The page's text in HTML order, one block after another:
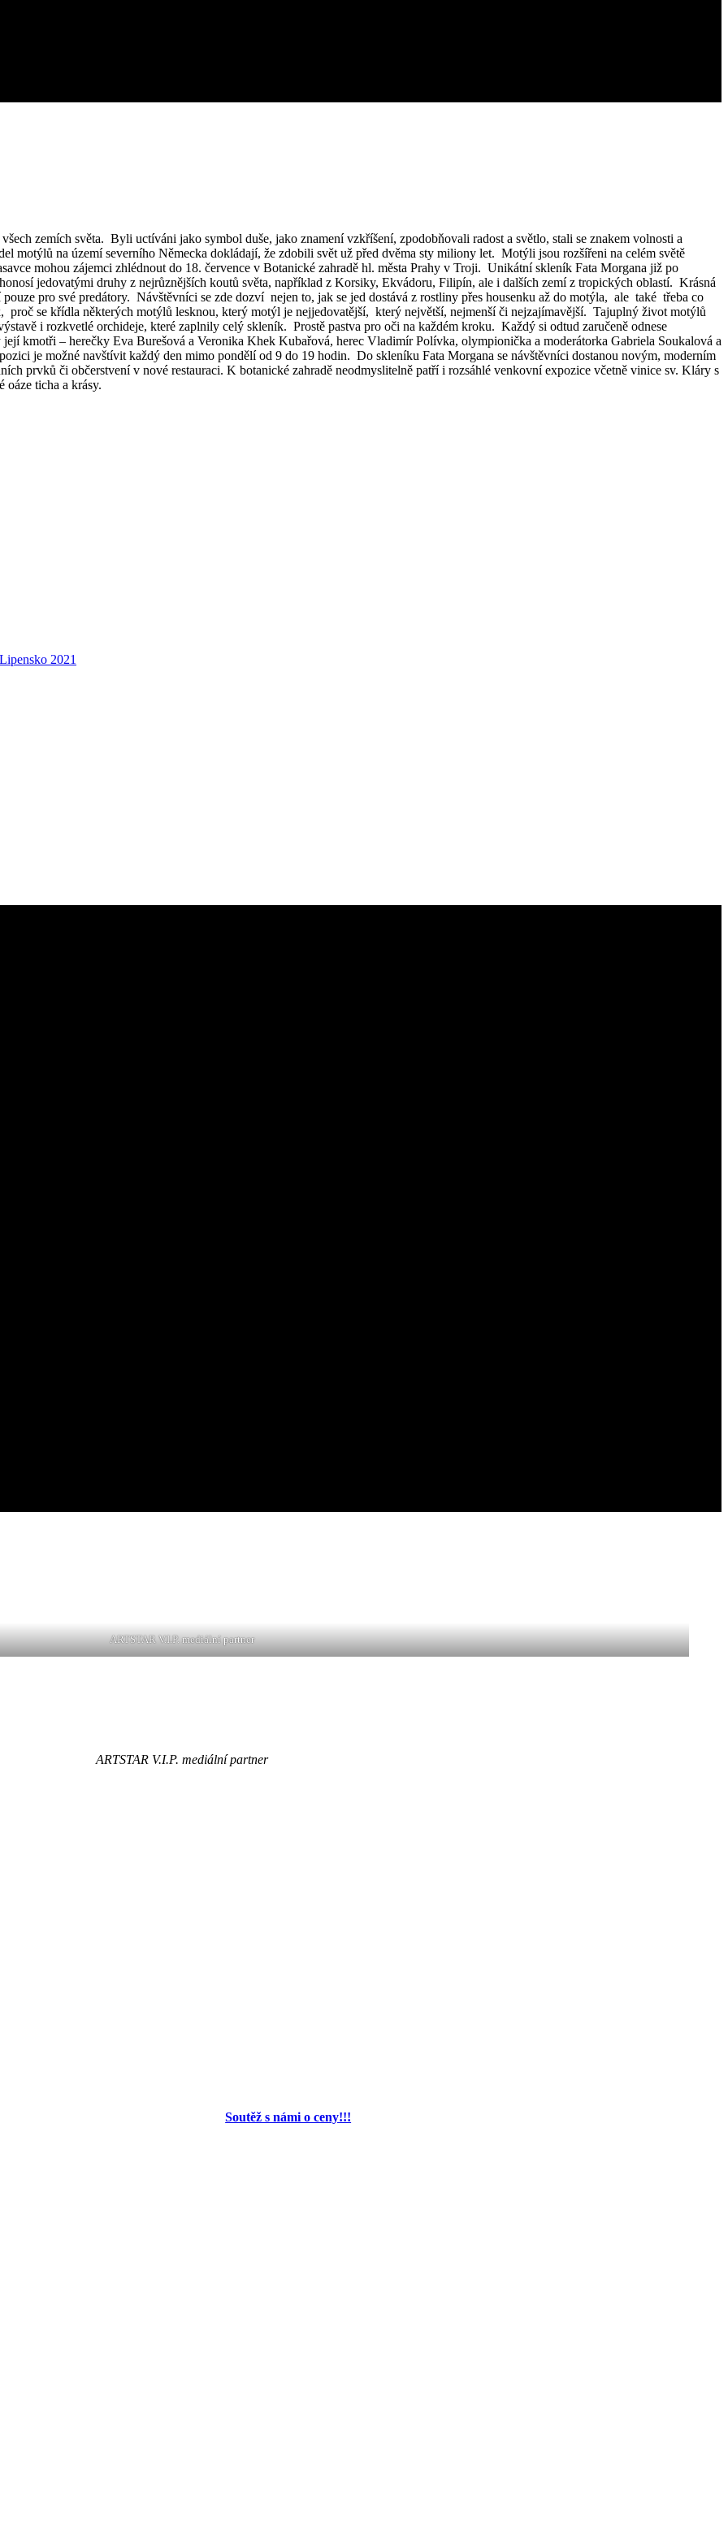
zemích světa. Byli uctíváni jako symbol duše, jako znamení vzkříšení, zpodobňovali radost a světlo, stali se znakem volnosti a
motýlů na území severního Německa dokládají, že zdobili svět už před dvěma sty miliony let. Motýli jsou rozšířeni na celém světě
mohou zájemci zhlédnout do 18. července v Botanické zahradě hl. města Prahy v Troji. Unikátní skleník Fata Morgana již po
jedovatými druhy z nejrůznějších koutů světa, například z Korsiky, Ekvádoru, Filipín, ale i dalších zemí z tropických oblastí. Krásná
pro své predátory. Návštěvníci se zde dozví nejen to, jak se jed dostává z rostliny přes housenku až do motýla, ale také třeba co
se křídla některých motýlů lesknou, který motýl je nejjedovatější, který největší, nejmenší či nejzajímavější. Tajuplný život motýlů
i rozkvetlé orchideje, které zaplnily celý skleník. Prostě pastva pro oči na každém kroku. Každý si odtud zaručeně odnese
kmotři – herečky Eva Burešová a Veronika Khek Kubařová, herec Vladimír Polívka, olympionička a moderátorka Gabriela Soukalová a
je možné navštívit každý den mimo pondělí od 9 do 19 hodin. Do skleníku Fata Morgana se návštěvníci dostanou novým, moderním
prvků či občerstvení v nové restauraci. K botanické zahradě neodmyslitelně patří i rozsáhlé venkovní expozice včetně vinice sv. Kláry s
ticha a krásy.
2021
ARTSTAR V.I.P. mediální partner
ARTSTAR V.I.P. mediální partner
Soutěž s námi o ceny!!!